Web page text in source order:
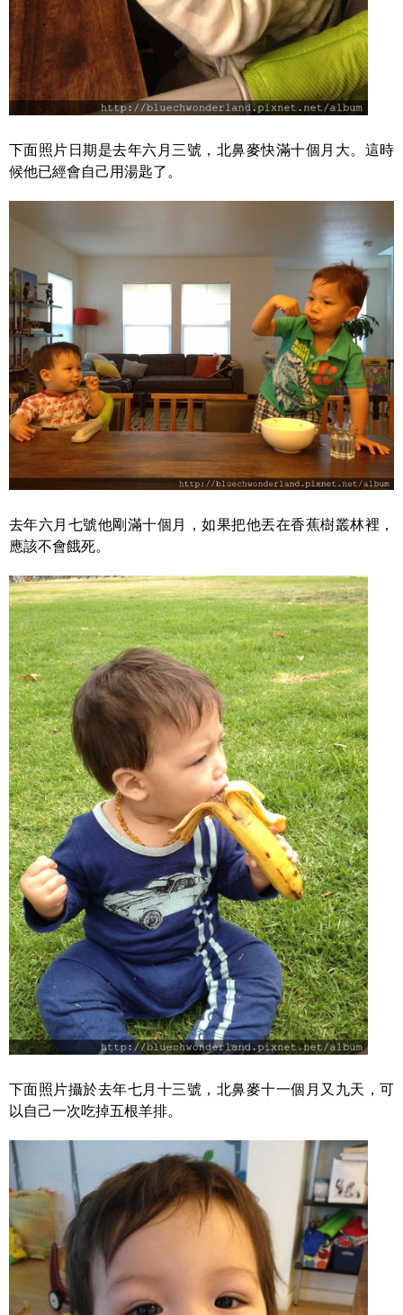
下面照片日期是去年六月三號，北鼻麥快滿十個月大。這時
候他已經會自己用湯匙了。
去年六月七號他剛滿十個月，如果把他丟在香蕉樹叢林裡，
應該不會餓死。
下面照片攝於去年七月十三號，北鼻麥十一個月又九天，可
以自己一次吃掉五根羊排。